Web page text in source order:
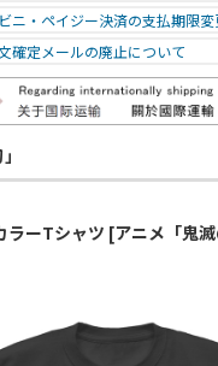
ニ・ペイジー決済の支払期限
確定メールの廃止について
ラーTシャツ [アニメ「鬼